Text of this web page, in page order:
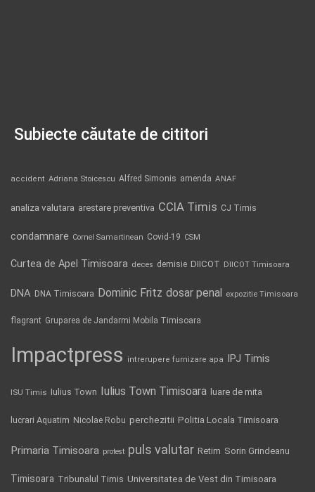
Subiecte căutate de cititori
accident Adriana Stoicescu Alfred Simonis amenda ANAF
analiza valutara arestare preventiva CCIA Timis CJ Timis
condamnare Cornel Samartinean Covid-19 CSM
Curtea de Apel Timisoara deces demisie DIICOT DIICOT Timisoara
DNA DNA Timisoara Dominic Fritz dosar penal expozitie Timisoara
flagrant Gruparea de Jandarmi Mobila Timisoara
Impactpress intrerupere furnizare apa IPJ Timis
ISU Timis Iulius Town Iulius Town Timisoara luare de mita
lucrari Aquatim Nicolae Robu perchezitii Politia Locala Timisoara
Primaria Timisoara protest puls valutar Retim Sorin Grindeanu
Timisoara Tribunalul Timis Universitatea de Vest din Timisoara